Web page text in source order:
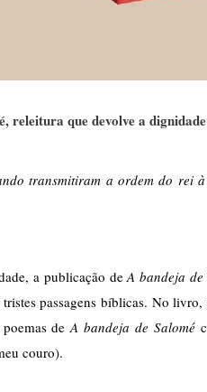
releitura que devolve a
transmitiram a ordem do rei
a publicação de A bandeja de
passagens bíblicas. No
de A bandeja de Salomé
couro).